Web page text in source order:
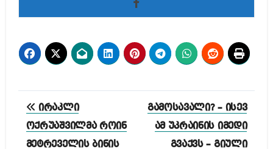
პოსტის
ნავიგაცია
ირაკლი
ოქრუაშვილმა როინ
მეტრეველის ბინის
გამოსავალი? – ისევ
ამ უკრაინის იმედი
გვაქვს – გიული